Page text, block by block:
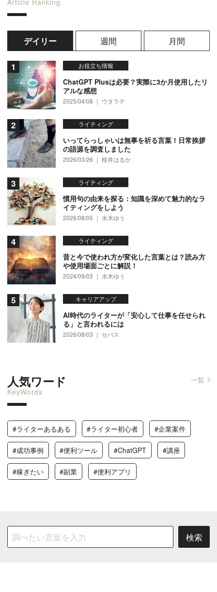
Article Ranking
デイリー 週間 月間
お役立ち情報
ChatGPT Plusは必要？実際に3か月使用したリ
アルな感想
2025/04/08 ｜ ウタラテ
ライティング
いってらっしゃいは無事を祈る言葉！日常挨拶
の語源を調査しました
2026/03/26 ｜ 桜井はるか
ライティング
慣用句の由来を探る：知識を深めて魅力的なラ
イティングをしよう
2026/08/05 ｜ 水木ゆう
ライティング
昔と今で使われ方が変化した言葉とは？読み方
や使用場面ごとに解説！
2024/09/03 ｜ 水木ゆう
キャリアアップ
AI時代のライターが「安心して仕事を任せられ
る」と言われるには
2026/08/03 ｜ セバス
人気ワード
KeyWords
一覧
#ライターあるある #ライター初心者 #企業案件
#成功事例 #便利ツール #ChatGPT #講座
#稼ぎたい #副業 #便利アプリ